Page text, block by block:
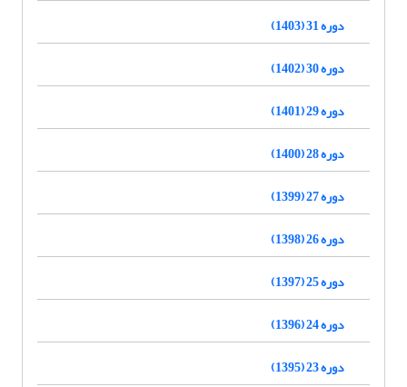
دوره 31 (1403)
دوره 30 (1402)
دوره 29 (1401)
دوره 28 (1400)
دوره 27 (1399)
دوره 26 (1398)
دوره 25 (1397)
دوره 24 (1396)
دوره 23 (1395)